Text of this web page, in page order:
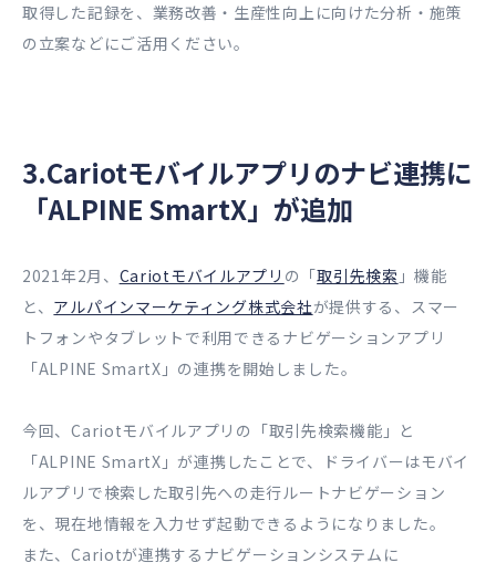
取得した記録を、業務改善・生産性向上に向けた分析・施策
の立案などにご活用ください。
3.Cariotモバイルアプリのナビ連携に
「ALPINE SmartX」が追加
2021年2月、 Cariotモバイルアプリ の「取引先検索 」機能
と、 アルパインマーケティング株式会社が提供する、スマー
トフォンやタブレットで利用できるナビゲーションアプリ
「ALPINE SmartX」の連携を開始しました。
今回、Cariotモバイルアプリの「取引先検索機能」と
「ALPINE SmartX」が連携したことで、ドライバーはモバイ
ルアプリで検索した取引先への走行ルートナビゲーション
を、現在地情報を入力せず起動できるようになりました。
また、Cariotが連携するナビゲーションシステムに